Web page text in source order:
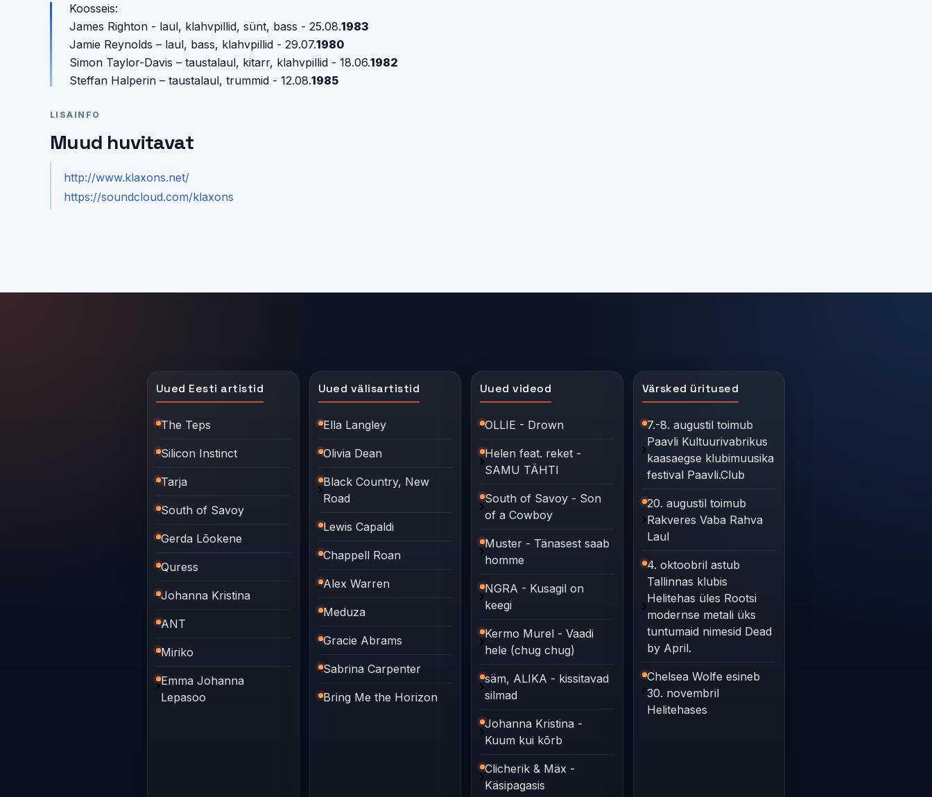
Koosseis:
James Righton - laul, klahvpillid, sünt, bass - 25.08.1983
Jamie Reynolds – laul, bass, klahvpillid - 29.07.1980
Simon Taylor-Davis – taustalaul, kitarr, klahvpillid - 18.06.1982
Steffan Halperin – taustalaul, trummid - 12.08.1985
LISAINFO
Muud huvitavat
http://www.klaxons.net/
https://soundcloud.com/klaxons
Uued Eesti artistid
The Teps
Silicon Instinct
Tarja
South of Savoy
Gerda Lõokene
Quress
Johanna Kristina
ANT
Miriko
Emma Johanna
Lepasoo
Uued välisartistid
Ella Langley
Olivia Dean
Black Country, New
Road
Lewis Capaldi
Chappell Roan
Alex Warren
Meduza
Gracie Abrams
Sabrina Carpenter
Bring Me the Horizon
Uued videod
OLLIE - Drown
Helen feat. reket -
SAMU TÄHTI
South of Savoy - Son
of a Cowboy
Muster - Tänasest saab
homme
NGRA - Kusagil on
keegi
Kermo Murel - Vaadi
hele (chug chug)
säm, ALIKA - kissitavad
silmad
Johanna Kristina -
Kuum kui kõrb
Clicherik & Mäx -
Käsipagasis
Värsked üritused
7.-8. augustil toimub
Paavli Kultuurivabrikus
kaasaegse klubimuusika
festival Paavli.Club
20. augustil toimub
Rakveres Vaba Rahva
Laul
4. oktoobril astub
Tallinnas klubis
Helitehas üles Rootsi
modernse metali üks
tuntumaid nimesid Dead
by April.
Chelsea Wolfe esineb
30. novembril
Helitehases